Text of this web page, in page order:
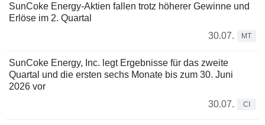
SunCoke Energy-Aktien fallen trotz höherer Gewinne und
Erlöse im 2. Quartal
30.07.
MT
SunCoke Energy, Inc. legt Ergebnisse für das zweite
Quartal und die ersten sechs Monate bis zum 30. Juni
2026 vor
30.07.
CI